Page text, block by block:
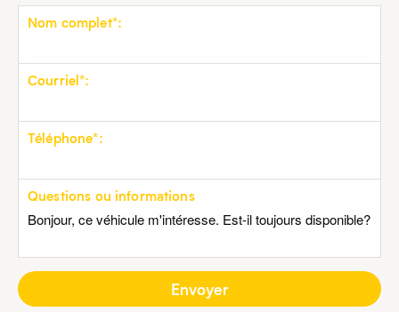
Nom complet*:
Courriel*:
Téléphone*:
Questions ou informations